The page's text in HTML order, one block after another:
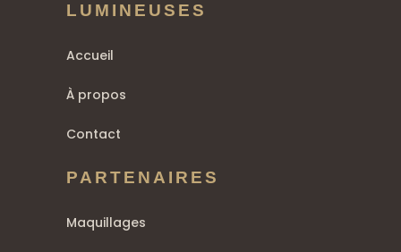
LUMINEUSES
Accueil
À propos
Contact
PARTENAIRES
Maquillages